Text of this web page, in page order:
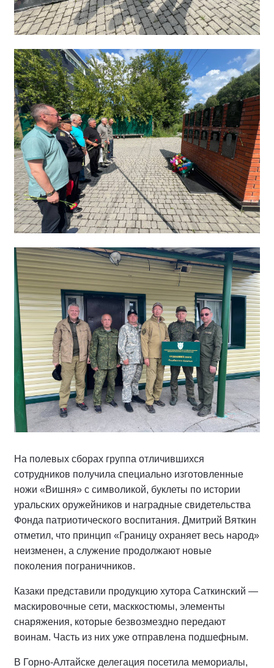
На полевых сборах группа отличившихся
сотрудников получила специально изготовленные
ножи «Вишня» с символикой, буклеты по истории
уральских оружейников и наградные свидетельства
Фонда патриотического воспитания. Дмитрий Вяткин
отметил, что принцип «Границу охраняет весь народ»
неизменен, а служение продолжают новые
поколения пограничников.
Казаки представили продукцию хутора Саткинский —
маскировочные сети, масккостюмы, элементы
снаряжения, которые безвозмездно передают
воинам. Часть из них уже отправлена подшефным.
В Горно-Алтайске делегация посетила мемориалы,